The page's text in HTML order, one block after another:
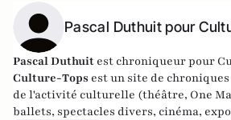
Pascal Duthuit pour
Pascal Duthuit est chroniqueur pour
Culture-Tops est un site de
de l'activité culturelle (théâtre, One
ballets, spectacles divers, cinéma,